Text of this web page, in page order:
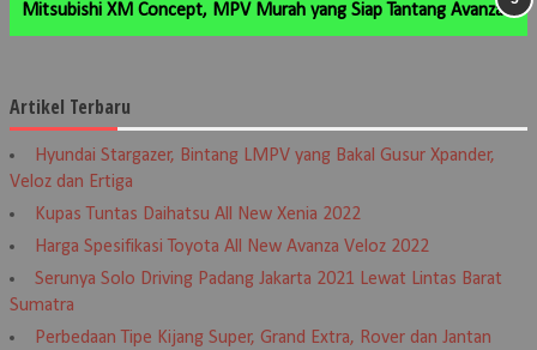
Mitsubishi XM Concept, MPV Murah yang Siap Tantang Avanza
Artikel Terbaru
Hyundai Stargazer, Bintang LMPV yang Bakal Gusur Xpander,
Veloz dan Ertiga
Kupas Tuntas Daihatsu All New Xenia 2022
Harga Spesifikasi Toyota All New Avanza Veloz 2022
Serunya Solo Driving Padang Jakarta 2021 Lewat Lintas Barat
Sumatra
Perbedaan Tipe Kijang Super, Grand Extra, Rover dan Jantan